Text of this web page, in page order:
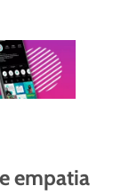
empatia